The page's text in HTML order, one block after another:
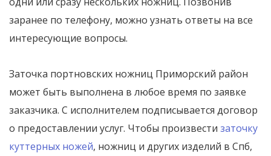
заранее по телефону, можно узнать ответы на все
интересующие вопросы.
Заточка портновских ножниц Приморский район
может быть выполнена в любое время по заявке
заказчика. С исполнителем подписывается договор
о предоставлении услуг. Чтобы произвести заточку
куттерных ножей, ножниц и других изделий в Спб,